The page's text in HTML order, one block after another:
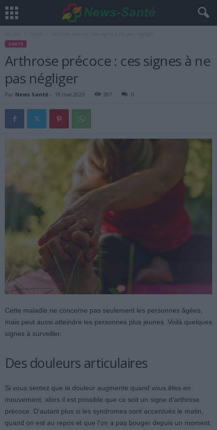
SANTÉ
Arthrose précoce : ces signes à ne
pas négliger
Par News Santé - 18 mai 2023 387 0
Cette maladie ne concerne pas seulement les personnes âgées,
mais peut aussi atteindre les personnes plus jeunes. Voilà quelques
signes à surveiller.
Des douleurs articulaires
Si vous sentez que la douleur augmente quand vous êtes en
mouvement, alors il est possible que ce soit un signe d’arthrose
précoce. D’autant plus si les syndromes sont accentués le matin,
quand on est au repos et que l’on a pas bouger depuis un moment.